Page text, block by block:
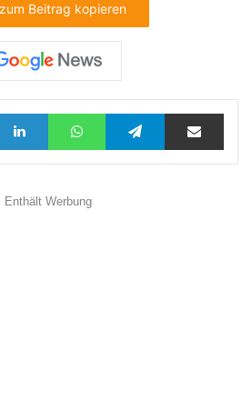
Beitrag kopieren
LinkedInWhatsAppTelegramTeilen via E-Mail
Enthält Werbung